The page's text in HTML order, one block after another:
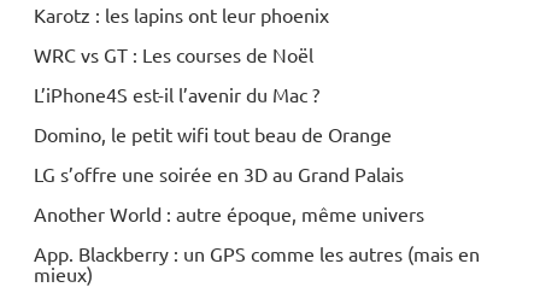
Karotz : les lapins ont leur phoenix
WRC vs GT : Les courses de Noël
L’iPhone4S est-il l’avenir du Mac ?
Domino, le petit wifi tout beau de Orange
LG s’offre une soirée en 3D au Grand Palais
Another World : autre époque, même univers
App. Blackberry : un GPS comme les autres (mais en
mieux)